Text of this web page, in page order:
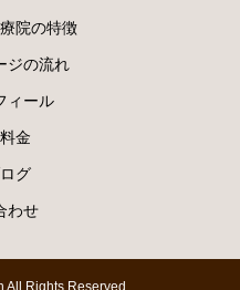
院の特徴
ジの流れ
ィール
金
グ
わせ
Rights Reserved.